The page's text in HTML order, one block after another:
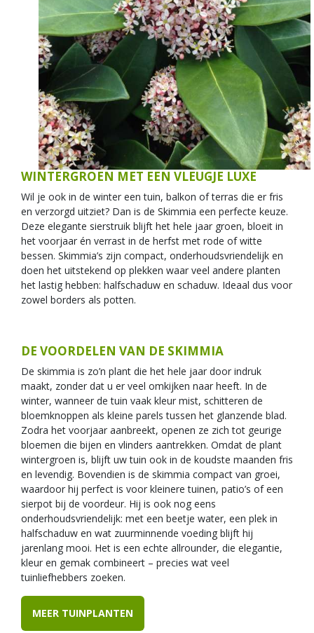
WINTERGROEN MET EEN VLEUGJE LUXE
Wil je ook in de winter een tuin, balkon of terras die er fris
en verzorgd uitziet? Dan is de Skimmia een perfecte keuze.
Deze elegante sierstruik blijft het hele jaar groen, bloeit in
het voorjaar én verrast in de herfst met rode of witte
bessen. Skimmia’s zijn compact, onderhoudsvriendelijk en
doen het uitstekend op plekken waar veel andere planten
het lastig hebben: halfschaduw en schaduw. Ideaal dus voor
zowel borders als potten.
DE VOORDELEN VAN DE SKIMMIA
De skimmia is zo’n plant die het hele jaar door indruk
maakt, zonder dat u er veel omkijken naar heeft. In de
winter, wanneer de tuin vaak kleur mist, schitteren de
bloemknoppen als kleine parels tussen het glanzende blad.
Zodra het voorjaar aanbreekt, openen ze zich tot geurige
bloemen die bijen en vlinders aantrekken. Omdat de plant
wintergroen is, blijft uw tuin ook in de koudste maanden fris
en levendig. Bovendien is de skimmia compact van groei,
waardoor hij perfect is voor kleinere tuinen, patio’s of een
sierpot bij de voordeur. Hij is ook nog eens
onderhoudsvriendelijk: met een beetje water, een plek in
halfschaduw en wat zuurminnende voeding blijft hij
jarenlang mooi. Het is een echte allrounder, die elegantie,
kleur en gemak combineert – precies wat veel
tuinliefhebbers zoeken.
MEER TUINPLANTEN